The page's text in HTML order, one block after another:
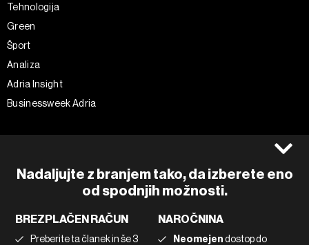
Nadaljujte z branjem tako, da izberete eno
od spodnjih možnosti.
BREZPLAČEN RAČUN
Preberite ta članek in še 3
NAROČNINA
Neomejendostop do
Tehnologija
Green
Šport
Analiza
Adria Insight
Businessweek Adria
Piškotki
Marketing
Uporaba umetne inteligence
Instagram
Linkedin
Tiktok